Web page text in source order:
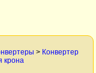
> Конвертер
крона